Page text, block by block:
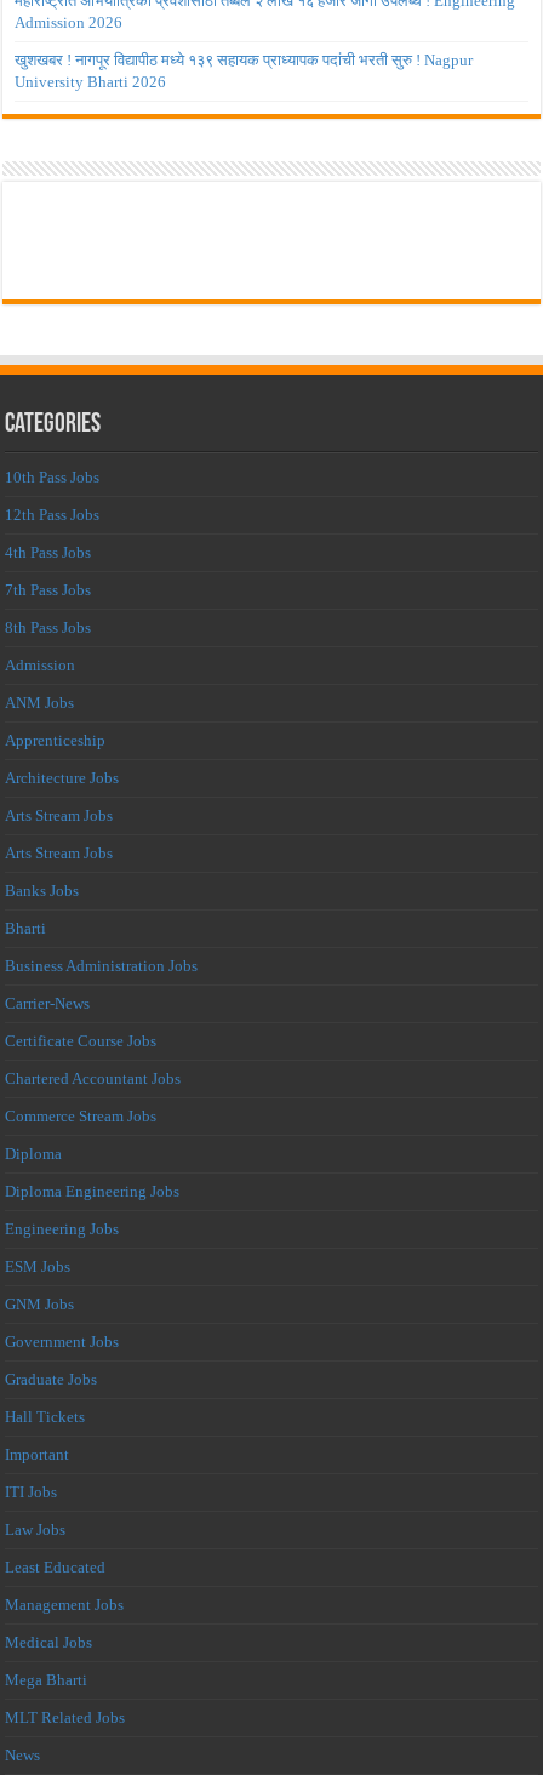
Admission 2026
खुशखबर ! नागपूर विद्यापीठ मध्ये १३९ सहायक प्राध्यापक पदांची भरती सुरु ! Nagpur
University Bharti 2026
Categories
10th Pass Jobs
12th Pass Jobs
4th Pass Jobs
7th Pass Jobs
8th Pass Jobs
Admission
ANM Jobs
Apprenticeship
Architecture Jobs
Arts Stream Jobs
Arts Stream Jobs
Banks Jobs
Bharti
Business Administration Jobs
Carrier-News
Certificate Course Jobs
Chartered Accountant Jobs
Commerce Stream Jobs
Diploma
Diploma Engineering Jobs
Engineering Jobs
ESM Jobs
GNM Jobs
Government Jobs
Graduate Jobs
Hall Tickets
Important
ITI Jobs
Law Jobs
Least Educated
Management Jobs
Medical Jobs
Mega Bharti
MLT Related Jobs
News